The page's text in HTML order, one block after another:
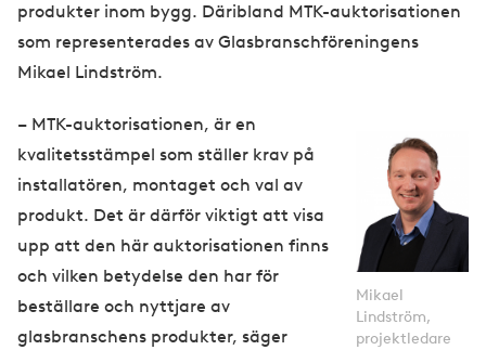
produkter inom bygg. Däribland MTK-auktorisationen
som representerades av Glasbranschföreningens
Mikael Lindström.
Mikael
Lindström,
projektledare
– MTK-auktorisationen, är en
kvalitetsstämpel som ställer krav på
installatören, montaget och val av
produkt. Det är därför viktigt att visa
upp att den här auktorisationen finns
och vilken betydelse den har för
beställare och nyttjare av
glasbranschens produkter, säger